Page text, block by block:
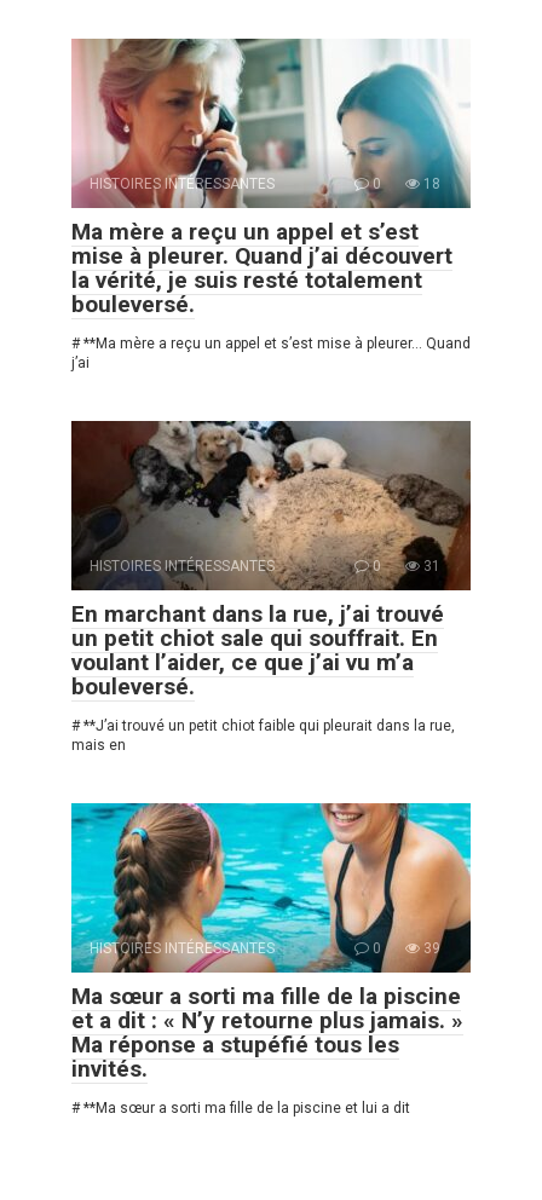
HISTOIRES INTÉRESSANTES 0 18
Ma mère a reçu un appel et s’est
mise à pleurer. Quand j’ai découvert
la vérité, je suis resté totalement
bouleversé.
# **Ma mère a reçu un appel et s’est mise à pleurer… Quand
j’ai
HISTOIRES INTÉRESSANTES 0 31
En marchant dans la rue, j’ai trouvé
un petit chiot sale qui souffrait. En
voulant l’aider, ce que j’ai vu m’a
bouleversé.
# **J’ai trouvé un petit chiot faible qui pleurait dans la rue,
mais en
HISTOIRES INTÉRESSANTES 0 39
Ma sœur a sorti ma fille de la piscine
et a dit : « N’y retourne plus jamais. »
Ma réponse a stupéfié tous les
invités.
# **Ma sœur a sorti ma fille de la piscine et lui a dit